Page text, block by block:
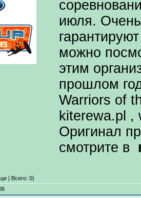
июля.
можно
этим
прошлом
Warriors of
kiterewa.pl ,
Оригинал
смотрите в
| Всего: 0)